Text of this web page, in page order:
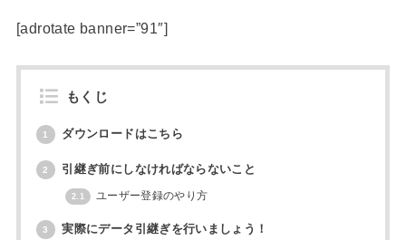
[adrotate banner=”91″]
もくじ
1 ダウンロードはこちら
2 引継ぎ前にしなければならないこと
2.1 ユーザー登録のやり方
3 実際にデータ引継ぎを行いましょう！